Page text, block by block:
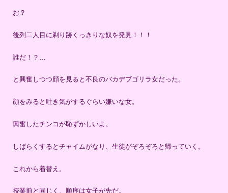
お？
後列二人目に剃り跡くっきりな奴を発見！！！
誰だ！？…
と興奮しつつ顔を見ると不良のバカデブゴリラ女だった。
顔をみると吐き気がするぐらい嫌いな女。
興奮したチンコが恥ずかしいよ。
しばらくするとチャイムがなり、生徒がぞろぞろと帰っていく。
これから着替え。
授業前と同じく、順序は女子が先だ。